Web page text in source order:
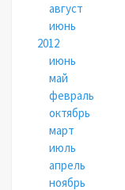
август
июнь
2012
июнь
май
февраль
октябрь
март
июль
апрель
ноябрь